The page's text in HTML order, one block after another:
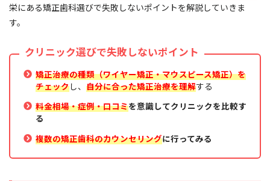
栄にある矯正歯科選びで失敗しないポイントを解説していきま
す。
クリニック選びで失敗しないポイント
矯正治療の種類（ワイヤー矯正・マウスピース矯正）を
チェックし、 自分に合った矯正治療を理解する
料金相場・症例・口コミを意識してクリニックを比較す
る
複数の矯正歯科のカウンセリングに行ってみる